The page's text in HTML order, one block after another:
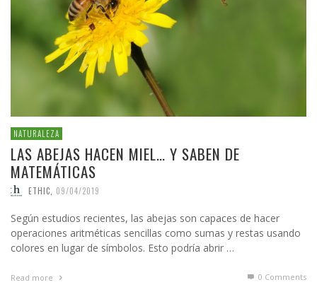
NATURALEZA
LAS ABEJAS HACEN MIEL… Y SABEN DE
MATEMÁTICAS
ETHIC 09/04/2019
Según estudios recientes, las abejas son capaces de hacer
operaciones aritméticas sencillas como sumas y restas usando
colores en lugar de símbolos. Esto podría abrir …
Read more 0 Comments